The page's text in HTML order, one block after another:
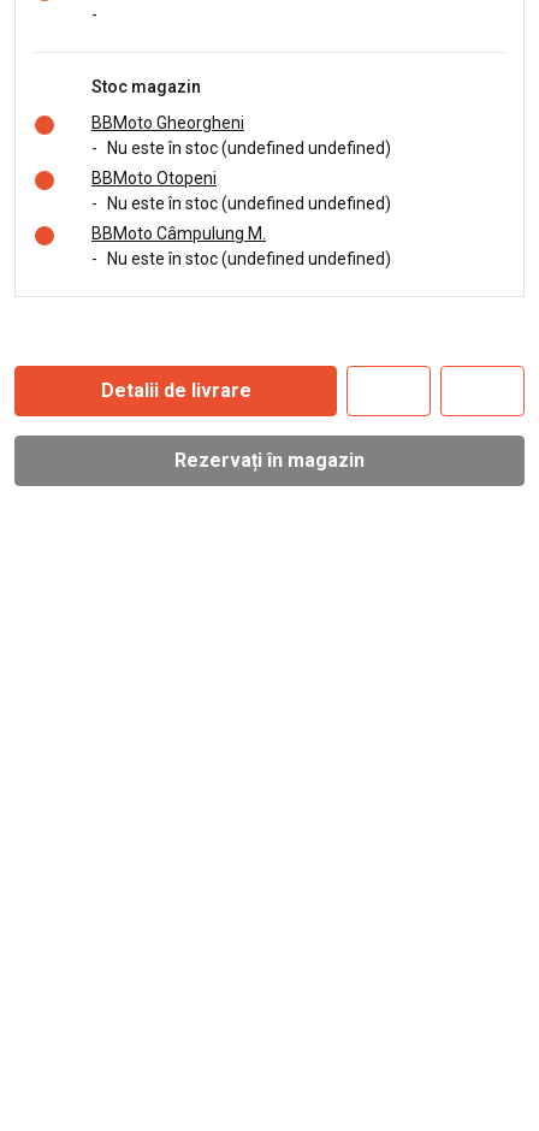
-
Stoc magazin
BBMoto Gheorgheni
-
Nu este în stoc (undefined undefined)
BBMoto Otopeni
-
Nu este în stoc (undefined undefined)
BBMoto Câmpulung M.
-
Nu este în stoc (undefined undefined)
Detalii de livrare
Rezervați în magazin